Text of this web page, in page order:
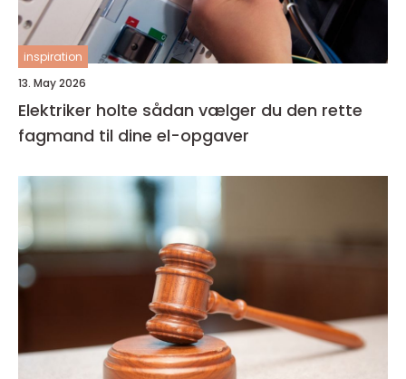
inspiration
13. May 2026
Elektriker holte sådan vælger du den rette
fagmand til dine el-opgaver